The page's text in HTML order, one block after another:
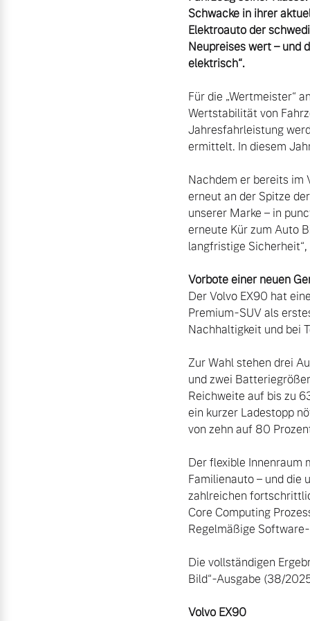
Aktuelle Zubehörangebote
Schwacke in ihrer
Elektroauto der
Neupreises wert – und
elektrisch“.
Für die „Wertmeister“
Wertstabilität von
Jahresfahrleistung
ermittelt. In diesem
Nachdem er bereits im
erneut an der Spitze
unserer Marke – in
erneute Kür zum Auto
langfristige
Vorbote einer neuen
Der Volvo EX90 hat
Premium-SUV als
Nachhaltigkeit und bei
Zur Wahl stehen drei
und zwei
Reichweite auf bis zu
ein kurzer Ladestopp
von zehn auf 80
Der flexible Innenraum
Familienauto – und die
zahlreichen
Core Computing
Regelmäßige
Die vollständigen
Bild“-Ausgabe (38/
Volvo EX90